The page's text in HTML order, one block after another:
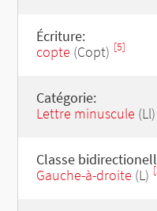
Écriture:
copte (Copt) [5]
Catégorie:
Lettre minuscule (Ll)
Classe
Gauche-à-droite (L)